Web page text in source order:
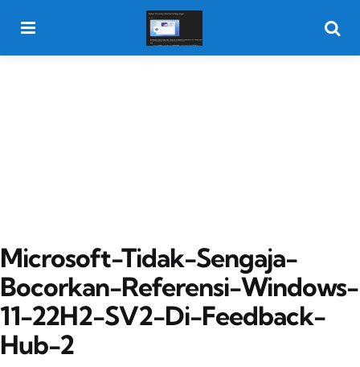
Microsoft-Tidak-Sengaja-
Bocorkan-Referensi-Windows-
11-22H2-SV2-Di-Feedback-
Hub-2